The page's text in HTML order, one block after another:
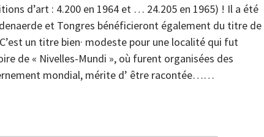
d’art : 4.200 en 1964 et … 24.205 en 1965) ! Il a été
et Tongres bénéficieront également du titre de
un titre bien· modeste pour une localité qui fut
de « Nivelles-Mundi », où furent organisées des
mondial, mérite d’ être racontée……